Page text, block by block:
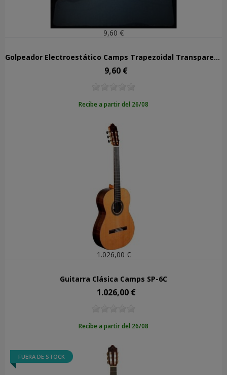
9,60 €
Golpeador Electroestático Camps Trapezoidal Transparente 22,5x19
Precio
9,60 €
Recibe a partir del 26/08
1.026,00 €
Guitarra Clásica Camps SP-6C
Precio
1.026,00 €
Recibe a partir del 26/08
FUERA DE STOCK